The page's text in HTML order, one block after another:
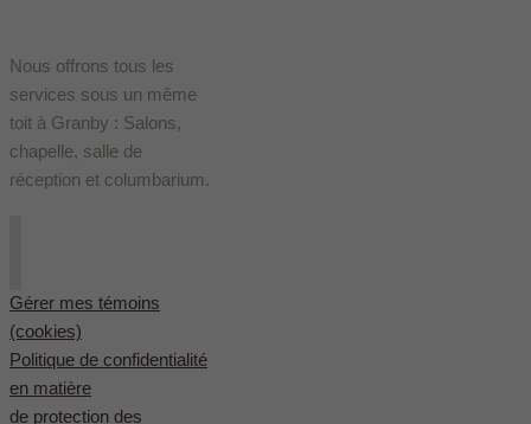
Nous offrons tous les
services sous un même
toit à Granby : Salons,
chapelle, salle de
réception et columbarium.
Gérer mes témoins
(cookies)
Politique de confidentialité
en matière
de protection des